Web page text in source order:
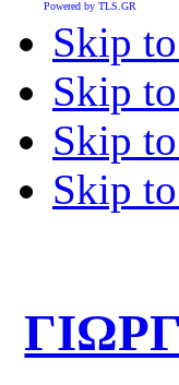
Skip
Skip
Skip
Skip
Powered by TLS.GR